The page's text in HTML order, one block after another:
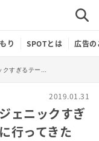
り SPOTとは 広告
2019.01.31
ェニックすぎ
行ってきた